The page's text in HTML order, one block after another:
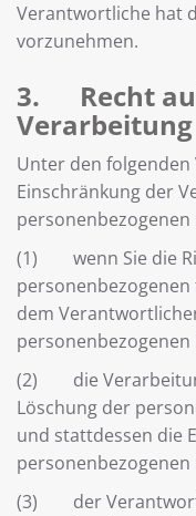
Verantwortliche hat
vorzunehmen.
3. Recht
Verarbeitung
Unter den folgenden
Einschränkung der
(1) wenn Sie die
dem
(2) die
Löschung der
und stattdessen die
(3) der